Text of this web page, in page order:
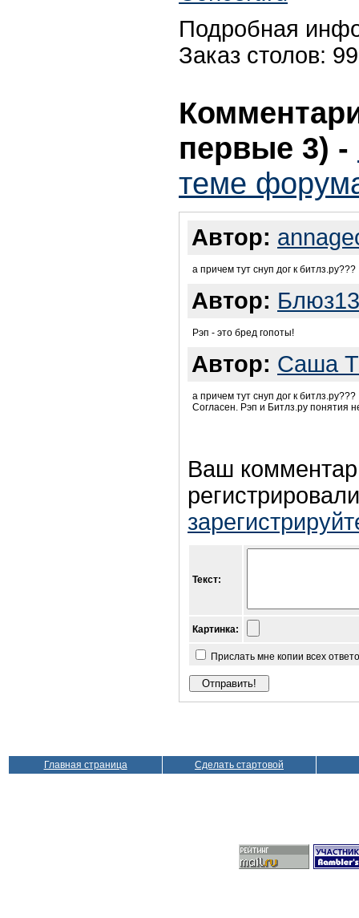
Подробная
Заказ столов:
первые 3) -
теме
Автор:
а причем тут снуп дог к битлз.ру???
Автор: Блюз13
Рэп - это бред гопоты!
Автор: Саша
а причем тут снуп дог к битлз.ру???
Согласен. Рэп и Битлз.ру понятия
Ваш
Текст:
Картинка:
Прислать мне копии всех
Главная страница Сделать стартовой